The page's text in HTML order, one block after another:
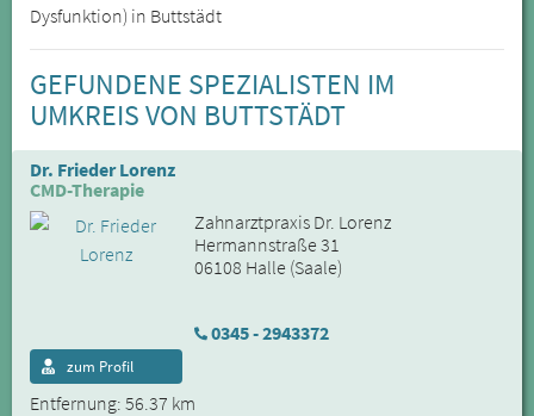
Dysfunktion) in Buttstädt
GEFUNDENE SPEZIALISTEN IM
UMKREIS VON BUTTSTÄDT
Dr. Frieder Lorenz
CMD-Therapie
Zahnarztpraxis Dr. Lorenz
Hermannstraße 31
06108 Halle (Saale)
0345 - 2943372
Entfernung: 56.37 km
zum Profil